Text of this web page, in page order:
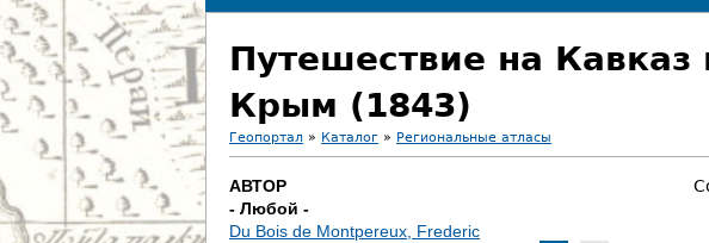
Путешествие на
Крым (1843)
В
ы
Геопортал » Каталог » Региональные атласы
АВТОР
- Любой -
Du Bois de Montpereux, Frederic